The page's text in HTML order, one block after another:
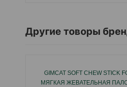
Другие товоры
GIMCAT SOFT CHEW STICK
МЯГКАЯ ЖЕВАТЕЛЬНАЯ